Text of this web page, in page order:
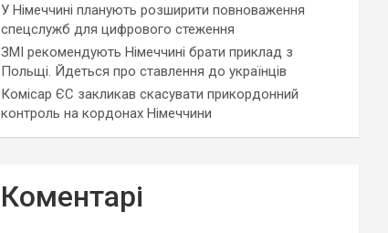
У Німеччині планують розширити повноваження
спецслужб для цифрового стеження
ЗМІ рекомендують Німеччині брати приклад з
Польщі. Йдеться про ставлення до українців
Комісар ЄС закликав скасувати прикордонний
контроль на кордонах Німеччини
Коментарі